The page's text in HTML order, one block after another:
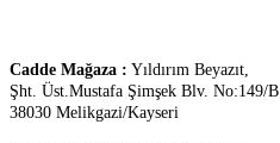
Cadde Mağaza : Yıldırım Beyazıt,
Şht. Üst.Mustafa Şimşek Blv. No:149/B
38030 Melikgazi/Kayseri